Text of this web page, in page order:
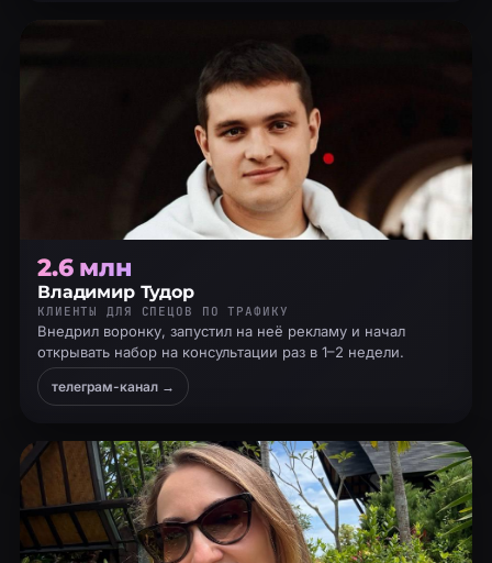
2.6 млн
Владимир Тудор
КЛИЕНТЫ ДЛЯ СПЕЦОВ ПО ТРАФИКУ
Внедрил воронку, запустил на неё рекламу и начал
открывать набор на консультации раз в 1–2 недели.
телеграм-канал →